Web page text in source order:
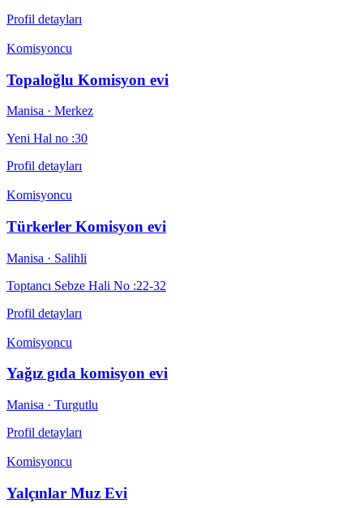
Profil detayları
Komisyoncu
Topaloğlu Komisyon evi
Manisa · Merkez
Yeni Hal no :30
Profil detayları
Komisyoncu
Türkerler Komisyon evi
Manisa · Salihli
Toptancı Sebze Hali No :22-32
Profil detayları
Komisyoncu
Yağız gıda komisyon evi
Manisa · Turgutlu
Profil detayları
Komisyoncu
Yalçınlar Muz Evi